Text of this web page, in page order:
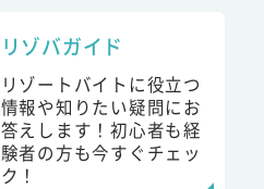
リゾバガイド
リゾートバイトに役立つ
情報や知りたい疑問にお
答えします！初心者も経
験者の方も今すぐチェッ
ク！